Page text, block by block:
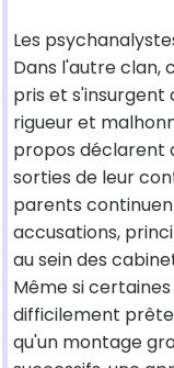
Les
Dans l'autre clan,
pris et s'insurgent
rigueur et
propos déclarent
sorties de leur
parents
accusations,
au sein des
Même si
difficilement
qu'un montage